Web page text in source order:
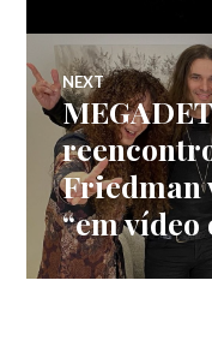
NEXT
Next
post:
Friedman
“em vídeo